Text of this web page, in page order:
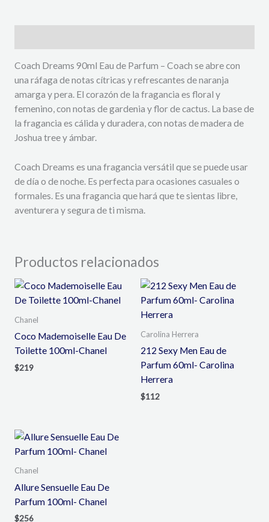
Coach Dreams 90ml Eau de Parfum – Coach se abre con
una ráfaga de notas cítricas y refrescantes de naranja
amarga y pera. El corazón de la fragancia es floral y
femenino, con notas de gardenia y flor de cactus. La base de
la fragancia es cálida y duradera, con notas de madera de
Joshua tree y ámbar.
Coach Dreams es una fragancia versátil que se puede usar
de día o de noche. Es perfecta para ocasiones casuales o
formales. Es una fragancia que hará que te sientas libre,
aventurera y segura de ti misma.
Productos relacionados
Chanel
Coco Mademoiselle Eau De
Toilette 100ml-Chanel
$219
Carolina Herrera
212 Sexy Men Eau de
Parfum 60ml- Carolina
Herrera
$112
Chanel
Allure Sensuelle Eau De
Parfum 100ml- Chanel
$256